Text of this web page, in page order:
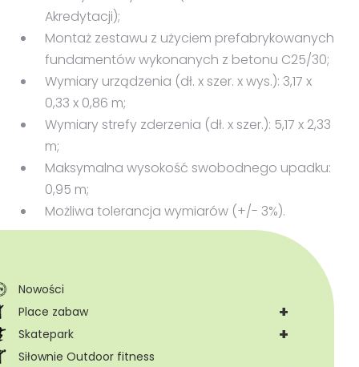
Nowości
+
Place zabaw
+
Skatepark
Siłownie Outdoor fitness
Akredytacji);
Montaż zestawu z użyciem prefabrykowanych
fundamentów wykonanych z betonu C25/30;
Wymiary urządzenia (dł. x szer. x wys.): 3,17 x
0,33 x 0,86 m;
Wymiary strefy zderzenia (dł. x szer.): 5,17 x 2,33
m;
Maksymalna wysokość swobodnego upadku:
0,95 m;
Możliwa tolerancja wymiarów (+/- 3%).